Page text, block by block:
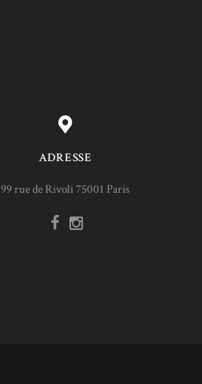
ADRESSE
99 rue de Rivoli 75001 Paris